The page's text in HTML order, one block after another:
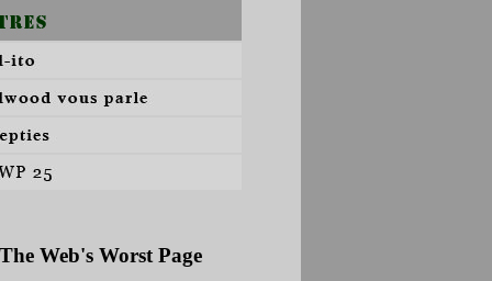
Web's Worst Page